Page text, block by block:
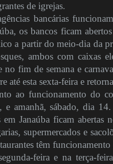
de igrejas.
bancárias
os bancos ficam
a partir do meio-dia da
ambos com caixas
no fim de semana e
até esta sexta-feira e
ao funcionamento do
e amanhã, sábado, dia
em Janaúba ficam abertas
supermercados e
têm
feira e na terça-